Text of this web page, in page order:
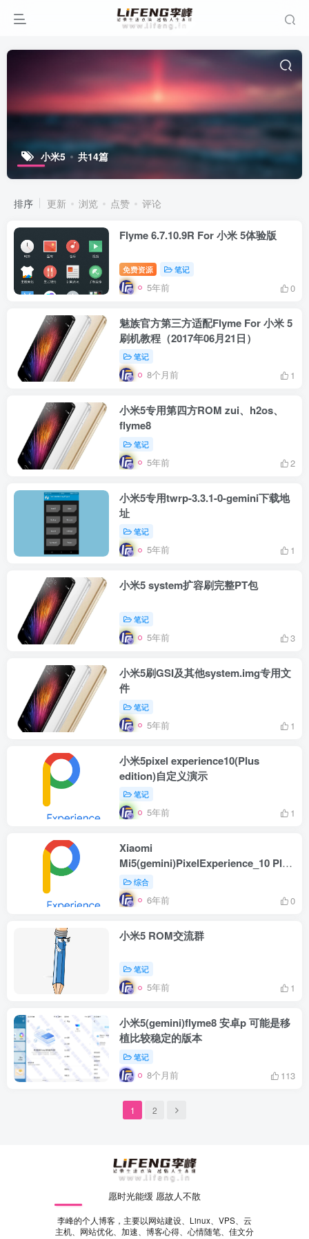
小米5 共14篇
排序 更新 浏览 点赞 评论
Flyme 6.7.10.9R For 小米 5体验版
免费资源 笔记
5年前 0
魅族官方第三方适配Flyme For 小米 5
刷机教程（2017年06月21日）
笔记
8个月前 1
小米5专用第四方ROM zui、h2os、
flyme8
笔记
5年前 2
小米5专用twrp-3.3.1-0-gemini下载地
址
笔记
5年前 1
小米5 system扩容刷完整PT包
笔记
5年前 3
小米5刷GSI及其他system.img专用文
件
笔记
5年前 1
小米5pixel experience10(Plus
edition)自定义演示
笔记
5年前 1
Xiaomi
Mi5(gemini)PixelExperience_10 Plus
edition
综合
6年前 0
小米5 ROM交流群
笔记
5年前 1
小米5(gemini)flyme8 安卓p 可能是移
植比较稳定的版本
笔记
8个月前 113
1 2
愿时光能缓 愿故人不散
李峰的个人博客，主要以网站建设、Linux、VPS、云
主机、网站优化、加速、博客心得、心情随笔、佳文分